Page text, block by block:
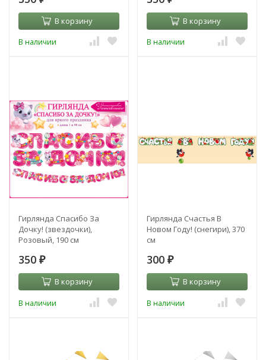
В корзину
В наличии
В корзину
В наличии
Гирлянда Спасибо За
Дочку! (звездочки),
Розовый, 190 см
350 ₽
В корзину
В наличии
Гирлянда Счастья В
Новом Году! (снегири), 370
см
300 ₽
В корзину
В наличии